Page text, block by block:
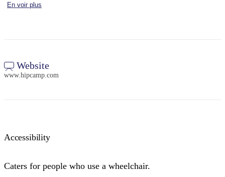
En voir plus
Website
www.hipcamp.com
Accessibility
Caters for people who use a wheelchair.